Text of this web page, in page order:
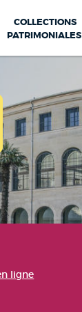
COLLECTIONS
PATRIMONIALES
ligne